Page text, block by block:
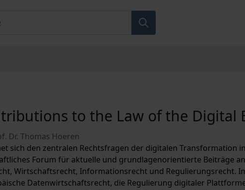
to the Law of the Digital
Dr. Thomas Hoeren
sich den zentralen Rechtsfragen der digitalen Transformation
Forum für aktuelle und grundlagenorientierte Beiträge
Wirtschaftsrecht, Informationsrecht und Regulierungsrecht.
Datenwirtschaftsrecht, die Regulierung digitaler